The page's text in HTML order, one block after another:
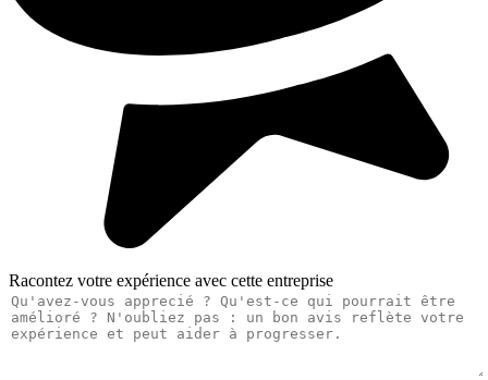
Racontez votre expérience avec cette entreprise